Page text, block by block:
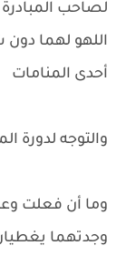
لصاحب
اللهو لهما دون
أحدى المنامات
والتوجه لدورة
وما أن فعلت
وجدتهما